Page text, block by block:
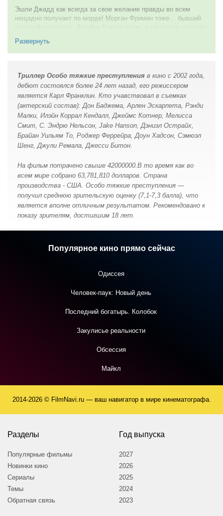
30 июня 2010
Эшли Джадд как всегда за свое желание правды во всем
нещадно получает по морде! Морган Фриман тоже… бывший
фильме, опять же по-моему, он говорил местами довольно
много. Просто его роли в основном малословесные, какие-то
кстати тоже в своем репертуаре! Напоминает своим
поведением роль в «Девяти Ярдах».
В целом можно сказать, что фильм из разряда обычных; ну
концовочку с легкой натяжкой можно отнести к интересной, но
все же предсказуемой! Таких лент очень много, причем они
крайне похожи друг на друга, сюжет примерно один и тот же.
Так что трудно восхвалять заурядный фильм. Но из-за очень
любимой мною Эшли Джадд я все же оценю его высоко, ведь
это же не полное Г, все-таки!
19 января 2008
Развернуть
Триллер Особо тяжкие преступления в кино с 2002 года,
дебют состоялся более 24 лет назад, его режиссером
является Карл Франклин. Кто учавствовал в съемках
(актерский состав): Дон Баджема, Арлен Эскарпета, Рэнди
Малки, Илэйн Коррал Кендалл, Джеймс Котнер, Мелисса
Смит, С. Эндрю Нельсон, Jake Hanson, Дэниэл Острайх,
Брайан Уильям То, Роджер Феррейра, Доун Хадсон, Сэмюэл
Шенг, Джули Ремала, Джесси Битон.
На фильм потрачено свыше 42000000.В то время как во
всем мире собрано 63,781,810 долларов. Страна
производства - США. Особо тяжкие преступления —
получил среднюю зрительскую оценку (7,1-7,3 балла), что
является вполне отличным результатом. Рекомендовано к
показу зрителям, достигшим 18 лет.
Популярное кино прямо сейчас
Одиссея
Человек-паук: Новый день
Последний богатырь. Колобок
Закулисье реальности
Обсессия
Майкл
2014-2026 © FilmNavi.ru — ваш навигатор в мире кинематографа.
Разделы
Популярные фильмы
Новинки кино
Сериалы
Темы
Обратная связь
Год выпуска
2027
2026
2025
2024
2023